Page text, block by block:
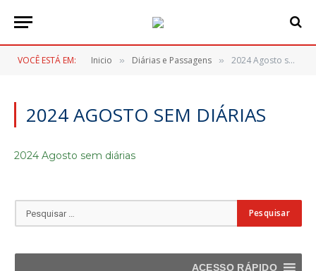
VOCÊ ESTÁ EM: Inicio » Diárias e Passagens » 2024 Agosto sem diárias
2024 AGOSTO SEM DIÁRIAS
2024 Agosto sem diárias
ACESSO RÁPIDO